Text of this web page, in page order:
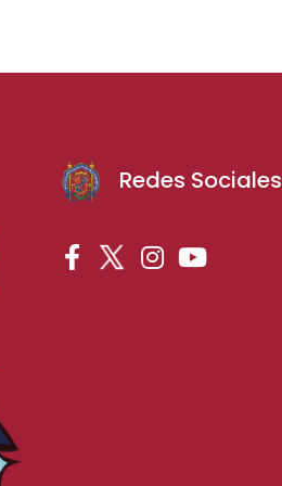
Redes Sociales